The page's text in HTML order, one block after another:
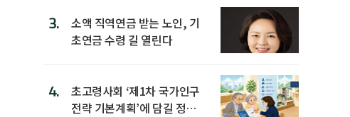
3.
소액 직역연금 받는 노인, 기
초연금 수령 길 열린다
4.
초고령사회 ‘제1차 국가인구
전략 기본계획’에 담길 정책